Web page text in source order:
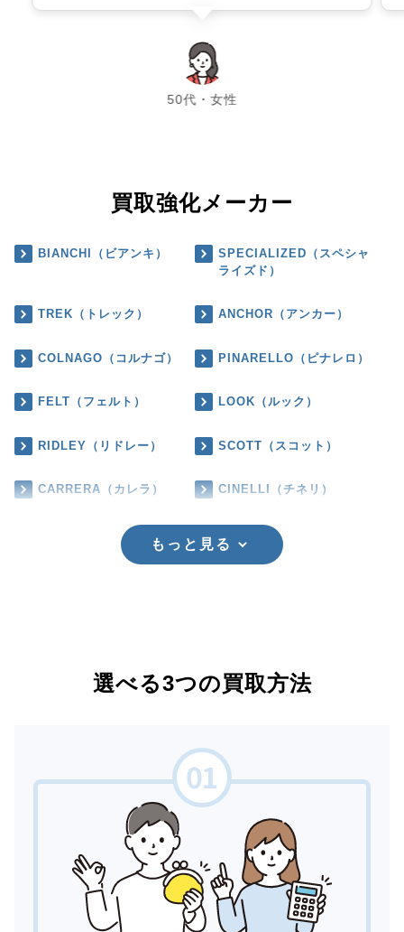
50代・女性
chevron_left chevron_right
買取強化メーカー
BIANCHI（ビアンキ）
SPECIALIZED（スペシャ
ライズド）
TREK（トレック） ANCHOR（アンカー）
COLNAGO（コルナゴ） PINARELLO（ピナレロ）
FELT（フェルト） LOOK（ルック）
RIDLEY（リドレー） SCOTT（スコット）
CARRERA（カレラ） CINELLI（チネリ）
もっと見る
選べる3つの買取方法